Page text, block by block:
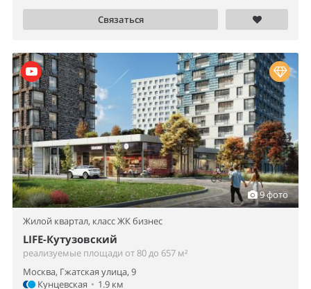
Связаться
9 фото
Жилой квартал, класс ЖК бизнес
LIFE-Кутузовский
реализуемые площади от 80 до 657 м²
Москва, Гжатская улица, 9
Кунцевская • 1.9 км